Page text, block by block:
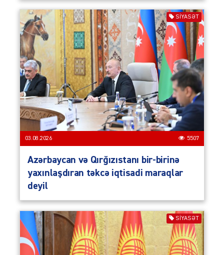
SIYASƏT
03.08.2026 5507
Azərbaycan və Qırğızıstanı bir-birinə
yaxınlaşdıran təkcə iqtisadi maraqlar
deyil
SIYASƏT